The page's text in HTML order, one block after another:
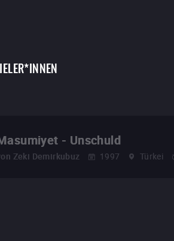
- Unschuld
Zeki Demirkubuz 1997 Türkei